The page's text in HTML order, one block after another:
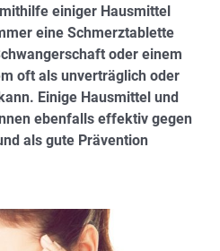
einiger Hausmittel
eine Schmerztablette
oder einem
oft als unverträglich oder
Einige Hausmittel und
ebenfalls effektiv gegen
als gute Prävention